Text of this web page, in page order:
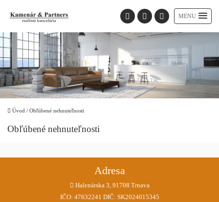
MENU
Úvod / Obľúbené nehnuteľnosti
Obľúbené nehnuteľnosti
Adresa
Halenárska 3, 91708 Trnava
IČO: 47632241 DIČ: SK2024015345